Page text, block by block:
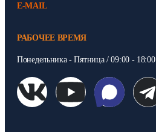
E-MAIL
РАБОЧЕЕ ВРЕМЯ
Понедельника - Пятница / 09:00 - 18:00